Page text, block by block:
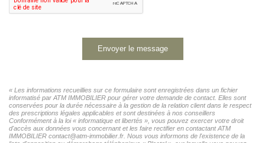
Envoyer le message
« Les informations recueillies sur ce formulaire sont enregistrées dans un fichier
informatisé par ATM IMMOBILIER pour gérer votre demande de contact. Elles sont
conservées pour la durée nécessaire à la gestion de la relation client dans le respect
des prescriptions légales applicables et sont destinées à nos conseillers
Conformément à la loi « informatique et libertés », vous pouvez exercer votre droit
d'accès aux données vous concernant et les faire rectifier en contactant ATM
IMMOBILIER contact@atm-immobilier.fr. Nous vous informons de l'existence de la